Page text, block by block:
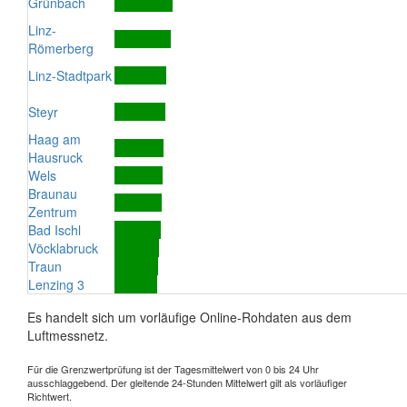
Linz-
Römerberg
Linz-Stadtpark
Steyr
Haag am
Hausruck
Wels
Braunau
Zentrum
Bad Ischl
Vöcklabruck
Traun
Lenzing 3
Es handelt sich um vorläufige Online-Rohdaten aus dem
Luftmessnetz.
Für die Grenzwertprüfung ist der Tagesmittelwert von 0 bis 24 Uhr
ausschlaggebend. Der gleitende 24-Stunden Mittelwert gilt als vorläufiger
Richtwert.